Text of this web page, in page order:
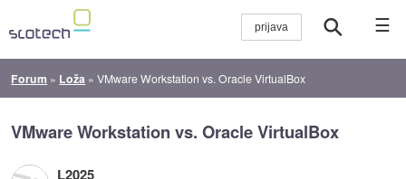
☰
Forum » Loža »VMware Workstation vs. Oracle VirtualBox
VMware Workstation vs. Oracle VirtualBox
L2025